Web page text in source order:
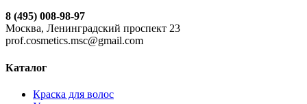
8 (495) 008-98-97
Москва, Ленинградский проспект 23
prof.cosmetics.msc@gmail.com
Каталог
Краска для волос